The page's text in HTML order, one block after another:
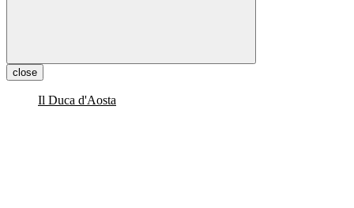
close
Il Duca d'Aosta